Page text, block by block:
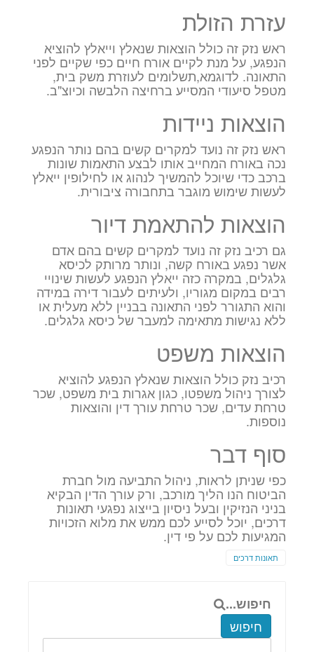
עזרת הזולת
ראש נזק זה כולל הוצאות שנאלץ וייאלץ להוציא
הנפגע, על מנת לקיים אורח חיים כפי שקיים לפני
התאונה. לדוגמא,תשלומים לעוזרת משק בית,
מטפל סיעודי המסייע ברחיצה הלבשה וכיוצ"ב.
הוצאות ניידות
ראש נזק זה נועד למקרים קשים בהם נותר הנפגע
נכה באורח המחייב אותו לבצע התאמות שונות
ברכב כדי שיוכל להמשיך לנהוג או לחילופין ייאלץ
לעשות שימוש מוגבר בתחבורה ציבורית.
הוצאות להתאמת דיור
גם רכיב נזק זה נועד למקרים קשים בהם אדם
אשר נפגע באורח קשה, ונותר מרותק לכיסא
גלגלים, במקרה כזה ייאלץ הנפגע לעשות שינויי
רבים במקום מגוריו, ולעיתים לעבור דירה במידה
והוא התגורר לפני התאונה בבניין ללא מעלית או
ללא נגישות מתאימה למעבר של כיסא גלגלים.
הוצאות משפט
רכיב נזק כולל הוצאות שנאלץ הנפגע להוציא
לצורך ניהול משפטו, כגון אגרות בית משפט, שכר
טרחת עדים, שכר טרחת עורך דין והוצאות
נוספות.
סוף דבר
כפי שניתן לראות, ניהול התביעה מול חברת
הביטוח הנו הליך מורכב, ורק עורך הדין הבקיא
בניני הנזיקין ובעל ניסיון בייצוג נפגעי תאונות
דרכים, יוכל לסייע לכם ממש את מלוא הזכויות
המגיעות לכם על פי דין.
תאונות דרכים
חיפוש...
חיפוש